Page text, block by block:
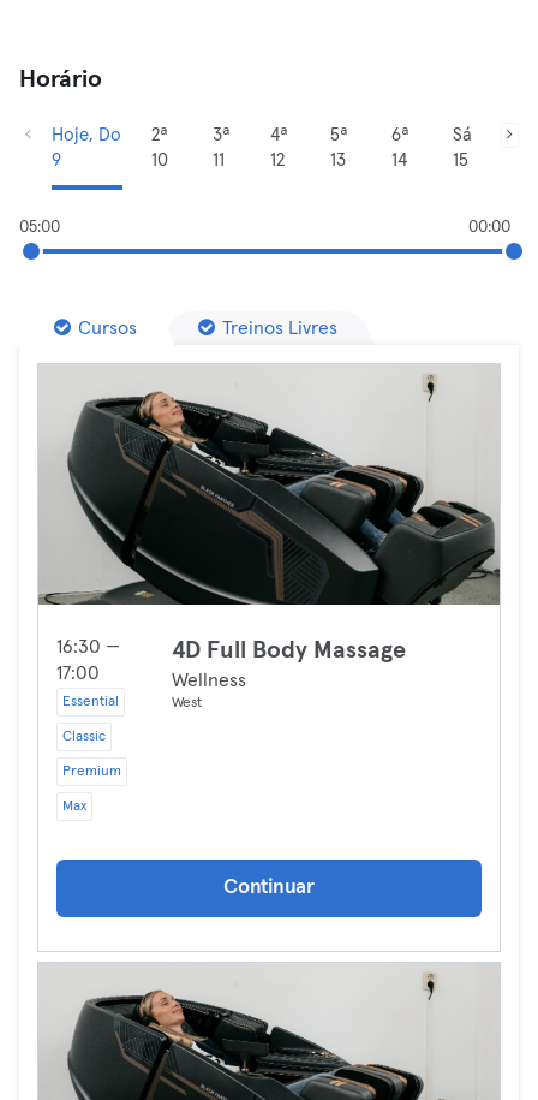
Horário
Hoje, Do
9
2ª
10
3ª
11
4ª
12
5ª
13
6ª
14
Sá
15
05:00 00:00
Cursos Treinos Livres
16:30 —
17:00
Essential
Classic
Premium
Max
4D Full Body Massage
Wellness
West
Continuar